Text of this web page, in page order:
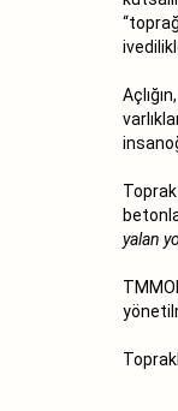
Toprak
yalan